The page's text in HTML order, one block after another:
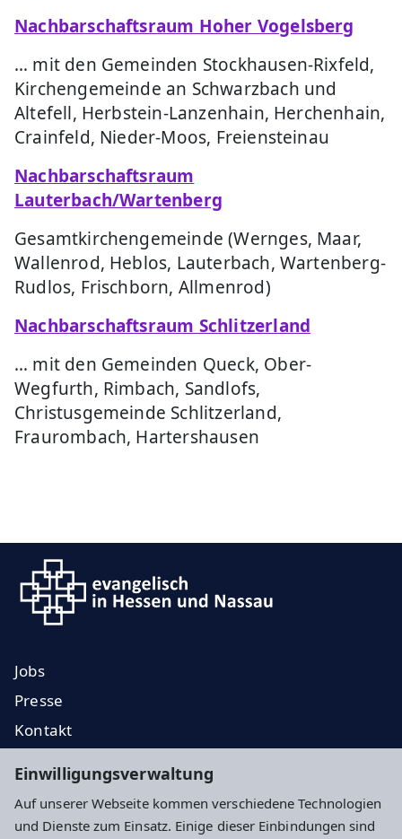
Einwilligungsverwaltung
Auf unserer Webseite kommen verschiedene Technologien
und Dienste zum Einsatz. Einige dieser Einbindungen sind
Nachbarschaftsraum Hoher Vogelsberg
… mit den Gemeinden Stockhausen-Rixfeld,
Kirchengemeinde an Schwarzbach und
Altefell, Herbstein-Lanzenhain, Herchenhain,
Crainfeld, Nieder-Moos, Freiensteinau
Nachbarschaftsraum
Lauterbach/Wartenberg
Gesamtkirchengemeinde (Wernges, Maar,
Wallenrod, Heblos, Lauterbach, Wartenberg-
Rudlos, Frischborn, Allmenrod)
Nachbarschaftsraum Schlitzerland
… mit den Gemeinden Queck, Ober-
Wegfurth, Rimbach, Sandlofs,
Christusgemeinde Schlitzerland,
Fraurombach, Hartershausen
Jobs
Presse
Kontakt
Propstei